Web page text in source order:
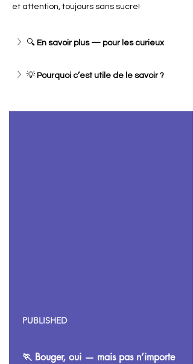
et attention, toujours sans sucre!
🔍 En savoir plus — pour les curieux
💡 Pourquoi c’est utile de le savoir ?
PUBLISHED
🏃 Bouger, oui — mais pas n’importe